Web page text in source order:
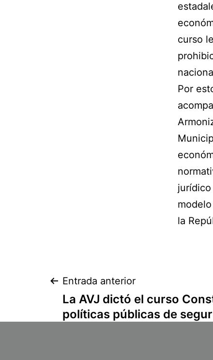
curso
Por
la
Navegación
de
Entrada anterior
La AVJ dictó el curso
políticas públicas de